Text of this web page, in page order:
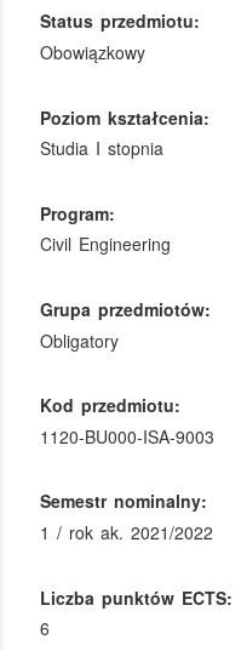
Status przedmiotu:
Obowiązkowy
Poziom kształcenia:
Studia I stopnia
Program:
Civil Engineering
Grupa przedmiotów:
Obligatory
Kod przedmiotu:
1120-BU000-ISA-9003
Semestr nominalny:
1 / rok ak. 2021/2022
Liczba punktów ECTS:
6